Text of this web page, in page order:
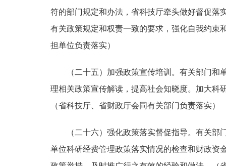
符的部门规定和办法，省科技厅牵头做好督促落
有关政策规定和权责一致的要求，强化自我约束
担单位负责落实）
（二十五）加强政策宣传培训。 有关部门和
理相关政策宣传解读，提高社会知晓度。加大科
（省科技厅、省财政厅会同有关部门负责落实）
（二十六）强化政策落实督促指导。 有关部
单位科研经费管理政策落实情况的检查和财政资